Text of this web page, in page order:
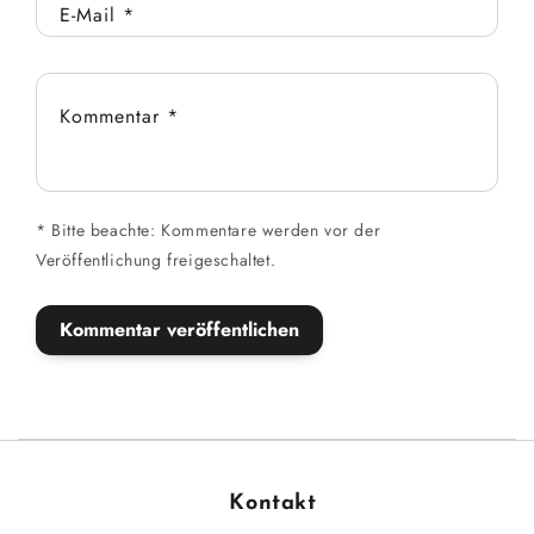
E-Mail *
Kommentar *
* Bitte beachte: Kommentare werden vor der
Veröffentlichung freigeschaltet.
Kontakt